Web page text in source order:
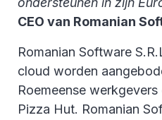
CEO van Romanian
Romanian Software
cloud worden
Roemeense
Pizza Hut. Romanian